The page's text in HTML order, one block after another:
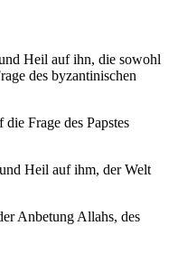
Heil auf ihn, die sowohl
des byzantinischen
Frage des Papstes
Heil auf ihm, der Welt
Anbetung Allahs, des